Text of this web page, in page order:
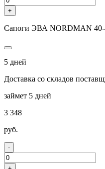
+
Сапоги ЭВА NORDMAN 40-
5 дней
Доставка со складов
займет 5 дней
3 348
руб.
-